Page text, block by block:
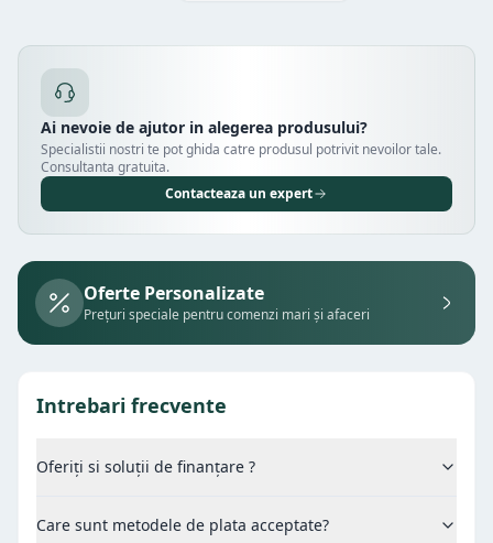
Ai nevoie de ajutor in alegerea produsului?
Specialistii nostri te pot ghida catre produsul potrivit nevoilor tale.
Consultanta gratuita.
Contacteaza un expert
Oferte Personalizate
Prețuri speciale pentru comenzi mari și afaceri
Intrebari frecvente
Oferiți si soluții de finanțare ?
Care sunt metodele de plata acceptate?